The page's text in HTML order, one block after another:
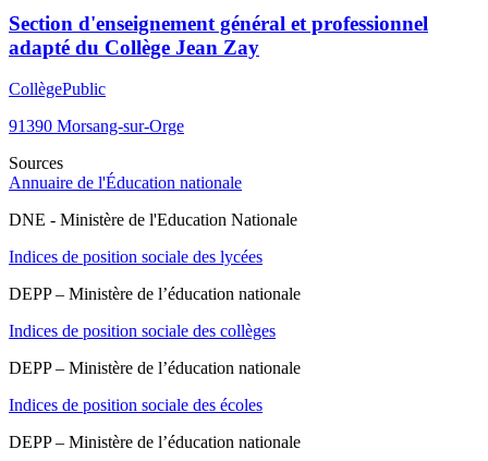
Section d'enseignement général et professionnel
adapté du Collège Jean Zay
CollègePublic
91390 Morsang-sur-Orge
Sources
Annuaire de l'Éducation nationale
DNE - Ministère de l'Education Nationale
Indices de position sociale des lycées
DEPP – Ministère de l’éducation nationale
Indices de position sociale des collèges
DEPP – Ministère de l’éducation nationale
Indices de position sociale des écoles
DEPP – Ministère de l’éducation nationale